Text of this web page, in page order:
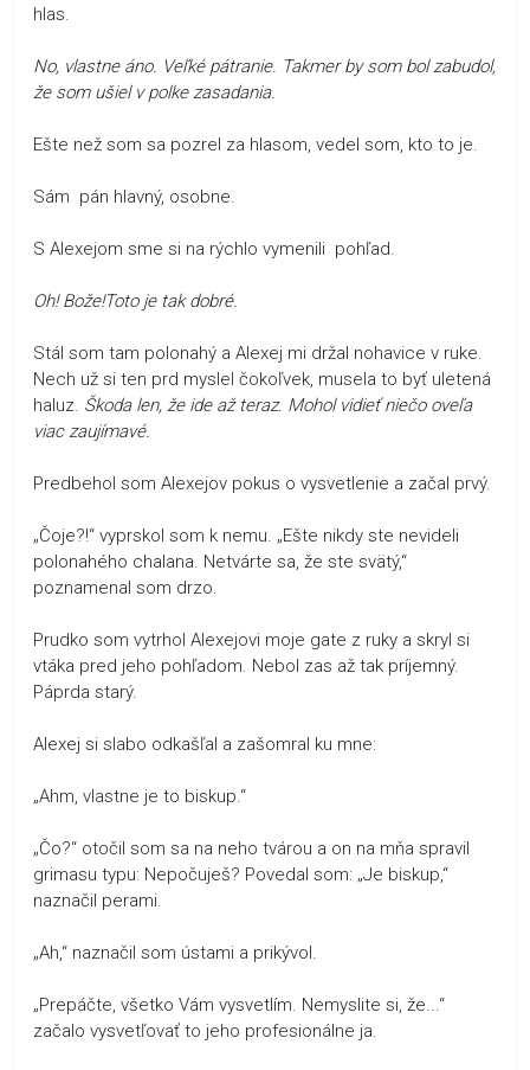
hlas.
No, vlastne áno. Veľké pátranie. Takmer by som bol zabudol,
že som ušiel v polke zasadania.
Ešte než som sa pozrel za hlasom, vedel som, kto to je.
Sám pán hlavný, osobne.
S Alexejom sme si na rýchlo vymenili pohľad.
Oh! Bože!Toto je tak dobré.
Stál som tam polonahý a Alexej mi držal nohavice v ruke.
Nech už si ten prd myslel čokoľvek, musela to byť uletená
haluz. Škoda len, že ide až teraz. Mohol vidieť niečo oveľa
viac zaujímavé.
Predbehol som Alexejov pokus o vysvetlenie a začal prvý.
„Čoje?!“ vyprskol som k nemu. „Ešte nikdy ste nevideli
polonahého chalana. Netvárte sa, že ste svätý,“
poznamenal som drzo.
Prudko som vytrhol Alexejovi moje gate z ruky a skryl si
vtáka pred jeho pohľadom. Nebol zas až tak príjemný.
Páprda starý.
Alexej si slabo odkašľal a zašomral ku mne:
„Ahm, vlastne je to biskup.“
„Čo?“ otočil som sa na neho tvárou a on na mňa spravil
grimasu typu: Nepočuješ? Povedal som: „Je biskup,“
naznačil perami.
„Ah,“ naznačil som ústami a prikývol.
„Prepáčte, všetko Vám vysvetlím. Nemyslite si, že...“
začalo vysvetľovať to jeho profesionálne ja.